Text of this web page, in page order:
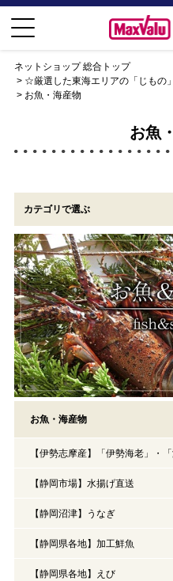
ネットショップ 総合トップ
☆厳選した東海エリアの「じもの
お魚・海産物
お魚
カテゴリで選ぶ
お魚・海産物
【伊勢志摩産】「伊勢海老」・
【静岡市場】水揚げ直送
【静岡沼津】うなぎ
【静岡県各地】加工鮮魚
【静岡県各地】えび